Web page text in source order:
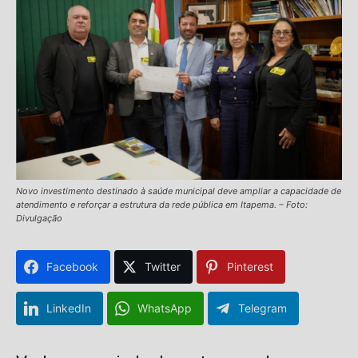
Novo investimento destinado à saúde municipal deve ampliar a capacidade de
atendimento e reforçar a estrutura da rede pública em Itapema. – Foto:
Divulgação
Facebook Twitter Pinterest
LinkedIn WhatsApp Telegram